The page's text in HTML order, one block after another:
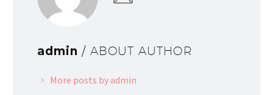
admin / ABOUT AUTHOR
More posts by admin